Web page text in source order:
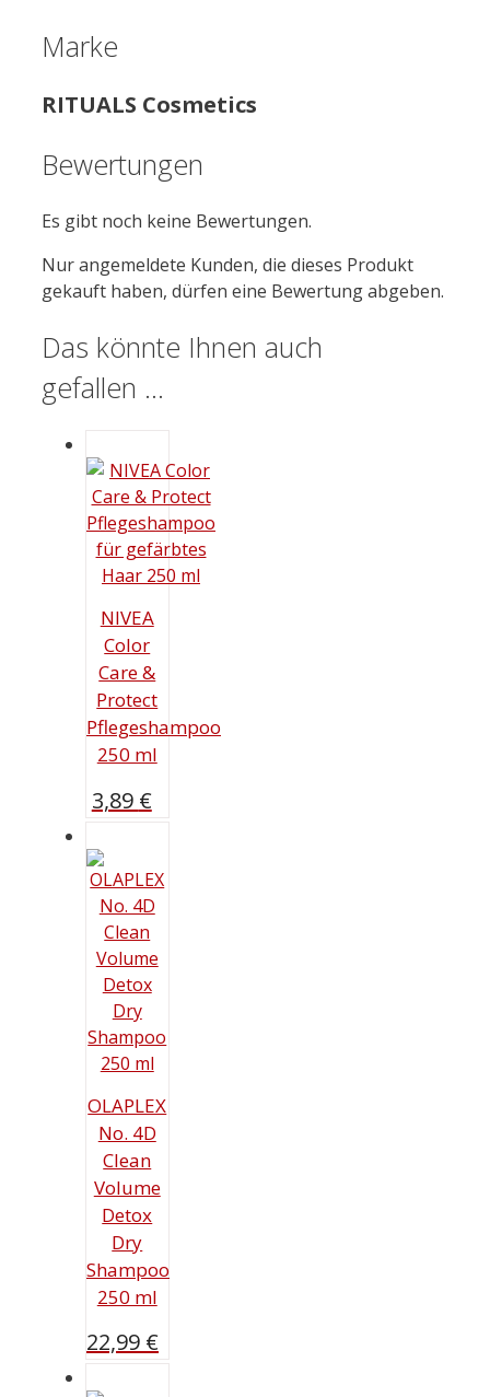
Marke
RITUALS Cosmetics
Bewertungen
Es gibt noch keine Bewertungen.
Nur angemeldete Kunden, die dieses Produkt
gekauft haben, dürfen eine Bewertung abgeben.
Das könnte Ihnen auch
gefallen …
NIVEA
Color
Care &
Protect
Pflegeshampoo
250 ml
3,89 €
OLAPLEX
No. 4D
Clean
Volume
Detox
Dry
Shampoo
250 ml
22,99 €